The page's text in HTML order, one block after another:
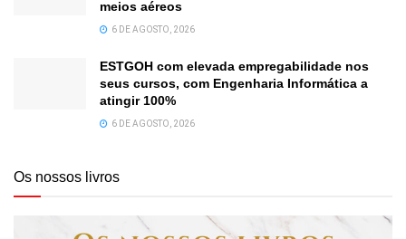
meios aéreos
6 DE AGOSTO, 2026
ESTGOH com elevada empregabilidade nos
seus cursos, com Engenharia Informática a
atingir 100%
6 DE AGOSTO, 2026
Os nossos livros